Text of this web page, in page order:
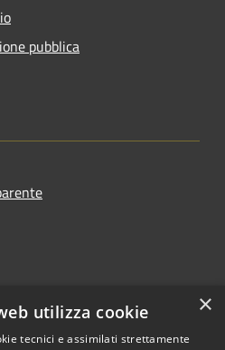
pubblica
×
utilizza cookie
tecnici e assimilati strettamente